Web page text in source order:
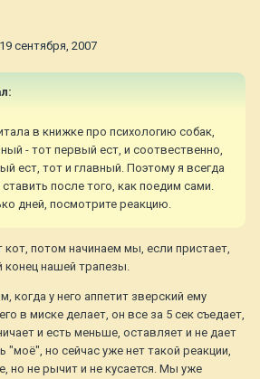
19 сентября, 2007
в книжке про психологию собак,
- тот первый ест, и соотвественно,
ест, тот и главный. Поэтому я всегда
после того, как поедим сами.
дней, посмотрите реакцию.
потом начинаем мы, если пристает,
конец нашей трапезы.
когда у него аппетит зверский ему
в миске делает, он все за 5 сек съедает,
и есть меньше, оставляет и не дает
"моё", но сейчас уже нет такой реакции,
но не рычит и не кусается. Мы уже